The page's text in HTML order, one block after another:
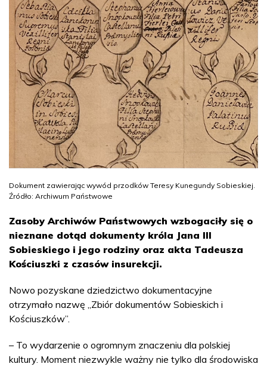
Dokument zawierając wywód przodków Teresy Kunegundy Sobieskiej.
Źródło: Archiwum Państwowe
Zasoby Archiwów Państwowych wzbogaciły się o
nieznane dotąd dokumenty króla Jana III
Sobieskiego i jego rodziny oraz akta Tadeusza
Kościuszki z czasów insurekcji.
Nowo pozyskane dziedzictwo dokumentacyjne
otrzymało nazwę „Zbiór dokumentów Sobieskich i
Kościuszków”.
– To wydarzenie o ogromnym znaczeniu dla polskiej
kultury. Moment niezwykle ważny nie tylko dla środowiska